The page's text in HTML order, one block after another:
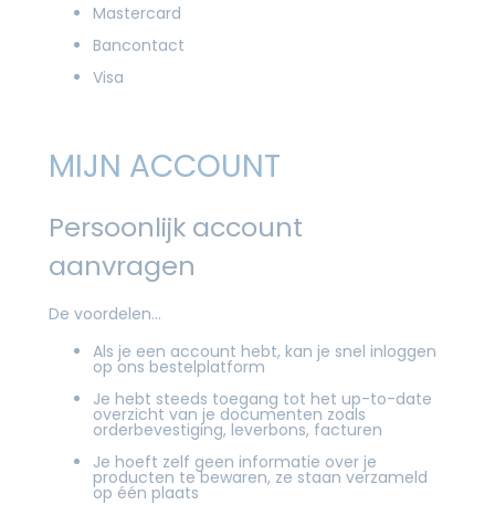
Mastercard
Bancontact
Visa
MIJN ACCOUNT
Persoonlijk account
aanvragen
De voordelen…
Als je een account hebt, kan je snel inloggen
op ons bestelplatform
Je hebt steeds toegang tot het up-to-date
overzicht van je documenten zoals
orderbevestiging, leverbons, facturen
Je hoeft zelf geen informatie over je
producten te bewaren, ze staan verzameld
op één plaats